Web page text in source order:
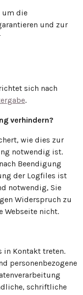
um die
und zur
sich nach
.
verhindern?
wie dies zur
notwendig ist.
Beendigung
der Logfiles ist
notwendig, Sie
Widerspruch zu
Webseite nicht.
in Kontakt treten.
personenbezogene
schriftliche